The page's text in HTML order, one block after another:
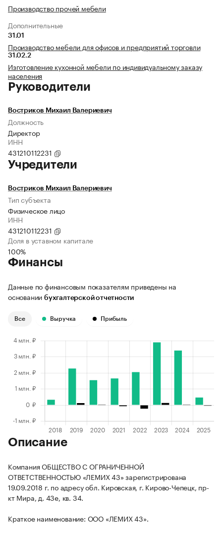
Производство прочей мебели
Дополнительные
31.01
Производство мебели для офисов и предприятий торговли
31.02.2
Изготовление кухонной мебели по индивидуальному заказу
населения
Руководители
Востриков Михаил Валериевич
Должность
Директор
ИНН
431210112231
Учредители
Востриков Михаил Валериевич
Тип субъекта
Физическое лицо
ИНН
431210112231
Доля в уставном капитале
100%
Финансы
Данные по финансовым показателям приведены на
основании бухгалтерской отчетности
Все Выручка Прибыль
Описание
Компания ОБЩЕСТВО С ОГРАНИЧЕННОЙ
ОТВЕТСТВЕННОСТЬЮ «ЛЕМИХ 43» зарегистрирована
19.09.2018 г. по адресу обл. Кировская, г. Кирово-Чепецк, пр-
кт Мира, д. 43е, кв. 34.
Краткое наименование: ООО «ЛЕМИХ 43».